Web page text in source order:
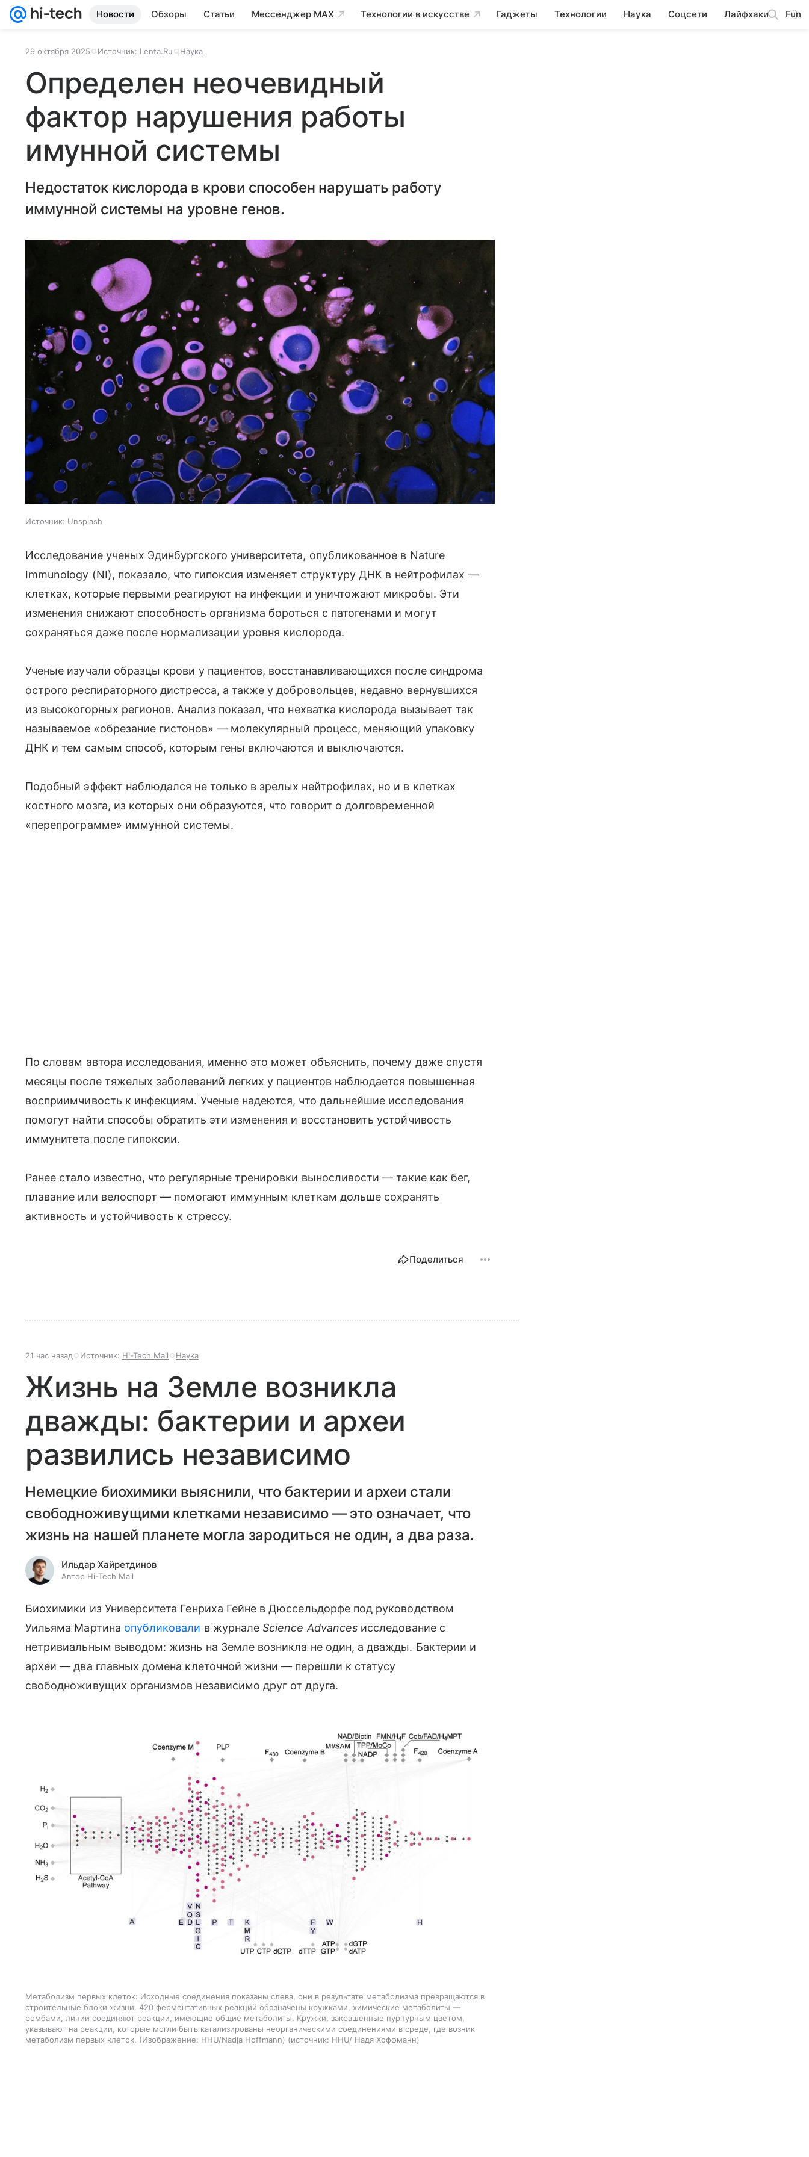
Новости Обзоры Статьи Мессенджер MAX Технологии в искусстве Гаджеты Технологии Наука Соцсети Лайфхаки Fun
29 октября 2025 Источник: Lenta.Ru Наука
Определен неочевидный
фактор нарушения работы
имунной системы
Недостаток кислорода в крови способен нарушать работу
иммунной системы на уровне генов.
Источник: Unsplash
Исследование ученых Эдинбургского университета, опубликованное в Nature
Immunology (NI), показало, что гипоксия изменяет структуру ДНК в нейтрофилах —
клетках, которые первыми реагируют на инфекции и уничтожают микробы. Эти
изменения снижают способность организма бороться с патогенами и могут
сохраняться даже после нормализации уровня кислорода.
Ученые изучали образцы крови у пациентов, восстанавливающихся после синдрома
острого респираторного дистресса, а также у добровольцев, недавно вернувшихся
из высокогорных регионов. Анализ показал, что нехватка кислорода вызывает так
называемое «обрезание гистонов» — молекулярный процесс, меняющий упаковку
ДНК и тем самым способ, которым гены включаются и выключаются.
Подобный эффект наблюдался не только в зрелых нейтрофилах, но и в клетках
костного мозга, из которых они образуются, что говорит о долговременной
«перепрограмме» иммунной системы.
По словам автора исследования, именно это может объяснить, почему даже спустя
месяцы после тяжелых заболеваний легких у пациентов наблюдается повышенная
восприимчивость к инфекциям. Ученые надеются, что дальнейшие исследования
помогут найти способы обратить эти изменения и восстановить устойчивость
иммунитета после гипоксии.
Ранее стало известно, что регулярные тренировки выносливости — такие как бег,
плавание или велоспорт — помогают иммунным клеткам дольше сохранять
активность и устойчивость к стрессу.
Поделиться
21 час назад Источник: Hi-Tech Mail Наука
Жизнь на Земле возникла
дважды: бактерии и археи
развились независимо
Немецкие биохимики выяснили, что бактерии и археи стали
свободноживущими клетками независимо — это означает, что
жизнь на нашей планете могла зародиться не один, а два раза.
Ильдар Хайретдинов
Автор Hi-Tech Mail
Биохимики из Университета Генриха Гейне в Дюссельдорфе под руководством
Уильяма Мартина опубликовали в журналеScience Advances исследование с
нетривиальным выводом: жизнь на Земле возникла не один, а дважды. Бактерии и
археи — два главных домена клеточной жизни — перешли к статусу
свободноживущих организмов независимо друг от друга.
Метаболизм первых клеток: Исходные соединения показаны слева, они в результате метаболизма превращаются в
строительные блоки жизни. 420 ферментативных реакций обозначены кружками, химические метаболиты —
ромбами, линии соединяют реакции, имеющие общие метаболиты. Кружки, закрашенные пурпурным цветом,
указывают на реакции, которые могли быть катализированы неорганическими соединениями в среде, где возник
метаболизм первых клеток. (Изображение: HHU/Nadja Hoffmann)
источник: HHU/ Надя Хоффманн